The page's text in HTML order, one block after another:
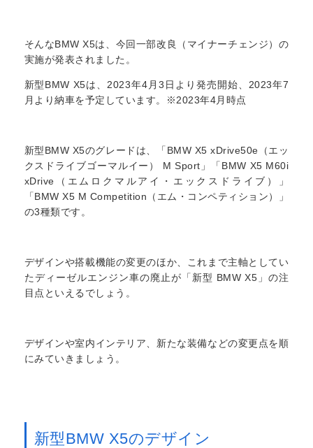
そんなBMW X5は、今回一部改良（マイナーチェンジ）の
実施が発表されました。
新型BMW X5は、2023年4月3日より発売開始、2023年7
月より納車を予定しています。※2023年4月時点
新型BMW X5のグレードは、「BMW X5 xDrive50e（エッ
クスドライブゴーマルイー） M Sport」「BMW X5 M60i
xDrive（エムロクマルアイ・エックスドライブ）」
「BMW X5 M Competition（エム・コンペティション）」
の3種類です。
デザインや搭載機能の変更のほか、これまで主軸としてい
たディーゼルエンジン車の廃止が「新型 BMW X5」の注
目点といえるでしょう。
デザインや室内インテリア、新たな装備などの変更点を順
にみていきましょう。
新型BMW X5のデザイン